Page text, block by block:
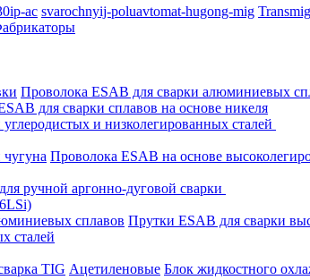
ac svarochnyij-poluavtomat-hugong-mig
Проволока ESAB для сварки алюминиевых
для сварки сплавов на основе никеля
и низколегированных сталей
Проволока ESAB на основе
ручной аргонно-дуговой сварки
сплавов Прутки ESAB для сварки
сталей
TIG Ацетиленовые Блок жидкостного